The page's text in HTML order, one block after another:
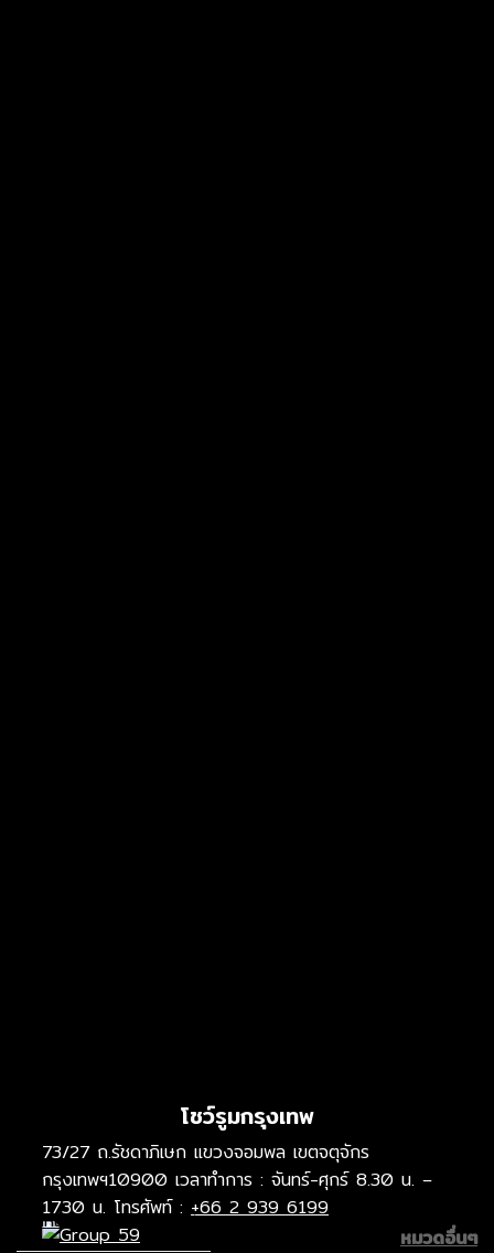
หน้าหลัก / Color/White
หมวดอื่นๆ
โชว์รูมกรุงเทพ
73/27 ถ.รัชดาภิเษก แขวงจอมพล เขตจตุจักร
กรุงเทพฯ10900 เวลาทำการ : จันทร์-ศุกร์ 8.30 น. –
17.30 น. โทรศัพท์ : +66 2 939 6199